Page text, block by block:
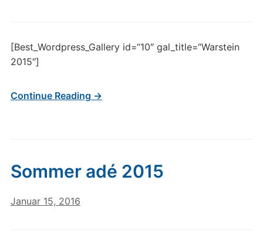
[Best_Wordpress_Gallery id=“10″ gal_title=“Warstein
2015″]
Continue Reading →
Sommer adé 2015
Januar 15, 2016